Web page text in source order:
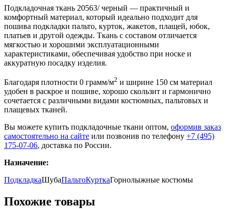
Подкладочная ткань 20563/ черный — практичный и
комфортный материал, который идеально подходит для
пошива подкладки пальто, курток, жакетов, плащей, юбок,
платьев и другой одежды. Ткань с составом отличается
мягкостью и хорошими эксплуатационными
характеристиками, обеспечивая удобство при носке и
аккуратную посадку изделия.
Благодаря плотности 0 грамм/м2 и ширине 150 см материал
удобен в раскрое и пошиве, хорошо скользит и гармонично
сочетается с различными видами костюмных, пальтовых и
плащевых тканей.
Вы можете купить подкладочные ткани оптом, оформив заказ
самостоятельно на сайте или позвонив по телефону +7 (495)
175-07-06, доставка по России.
Назначение:
ПодкладкаШубаПальтоКурткаГорнолыжные костюмы
Похожие товары